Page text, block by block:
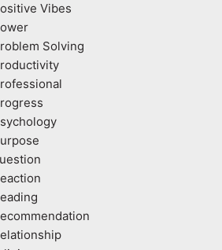
Vibes
Solving